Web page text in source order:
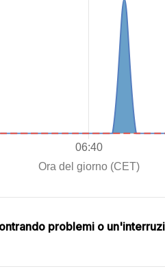
problemi o